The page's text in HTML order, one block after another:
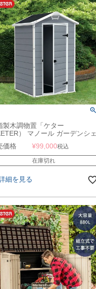
製木調物置「ケター
） マノール ガーデンシェ
4×3 （MANOR 4×3）」
価格 ¥99,000税込
在庫切れ
細を見る